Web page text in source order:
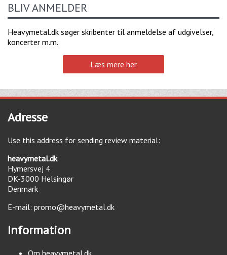
BLIV ANMELDER
Heavymetal.dk søger skribenter til anmeldelse af udgivelser,
koncerter m.m.
Læs mere her
Adresse
Use this address for sending review material:
heavymetal.dk
Hymersvej 4
DK-3000 Helsingør
Denmark
E-mail: promo@heavymetal.dk
Information